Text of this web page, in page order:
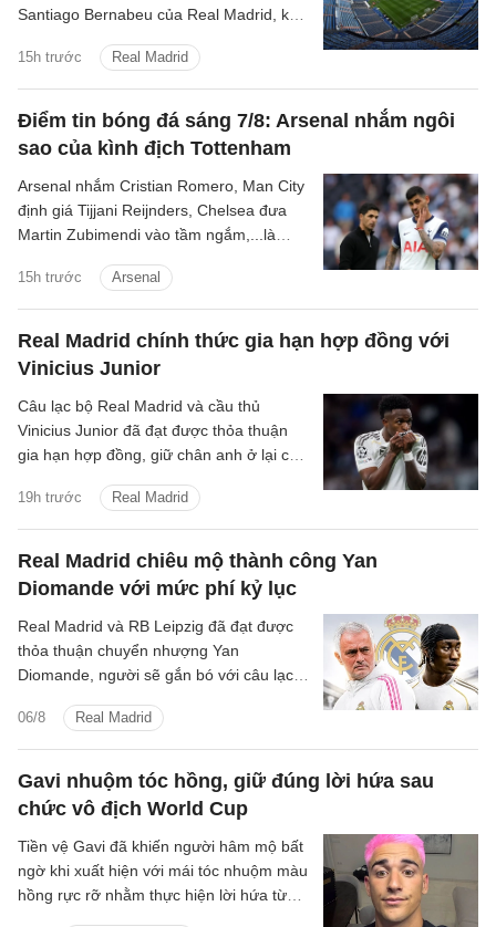
15h trước Real Madrid
Santiago Bernabeu của Real Madrid, kết
quốc gia đồng chủ nhà.
Điểm tin bóng đá sáng 7/8: Arsenal nhắm ngôi
sao của kình địch Tottenham
15h trước Arsenal
Arsenal nhắm Cristian Romero, Man City
định giá Tijjani Reijnders, Chelsea đưa
Martin Zubimendi vào tầm ngắm,...là
tin bóng đá sáng 31/7.
Real Madrid chính thức gia hạn hợp đồng với
Vinicius Junior
19h trước Real Madrid
Câu lạc bộ Real Madrid và cầu thủ
Vinicius Junior đã đạt được thỏa thuận
gia hạn hợp đồng, giữ chân anh ở lại câu
Real Madrid chiêu mộ thành công Yan
Diomande với mức phí kỷ lục
06/8 Real Madrid
Real Madrid và RB Leipzig đã đạt được
thỏa thuận chuyển nhượng Yan
Diomande, người sẽ gắn bó với câu lạc
ngày 30 tháng 6 năm 2033.
Gavi nhuộm tóc hồng, giữ đúng lời hứa sau
chức vô địch World Cup
Tiền vệ Gavi đã khiến người hâm mộ bất
ngờ khi xuất hiện với mái tóc nhuộm màu
hồng rực rỡ nhằm thực hiện lời hứa từng